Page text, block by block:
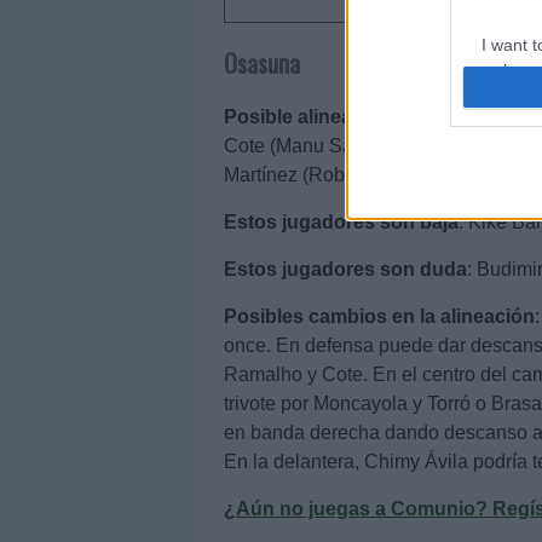
I want
web or
Osasuna
Posible alineación
Cote (Manu Sánchez) – Moncayola,
Martínez (Rober Ibañez) – Kike
Estos jugadores son baja: Kike
Estos jugadores son duda:
Posibles cambios en la alineación
once. En defensa puede dar
Ramalho y Cote. En el centro del
trivote por Moncayola y Torró o
en banda derecha dando descanso
En la delantera, Chimy Ávila podría
¿Aún no juegas a Comunio?